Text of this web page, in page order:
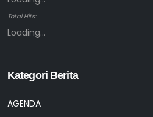
Total Hits:
Loading...
Kategori Berita
AGENDA